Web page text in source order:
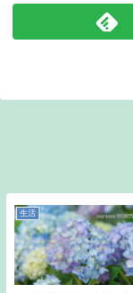
生活